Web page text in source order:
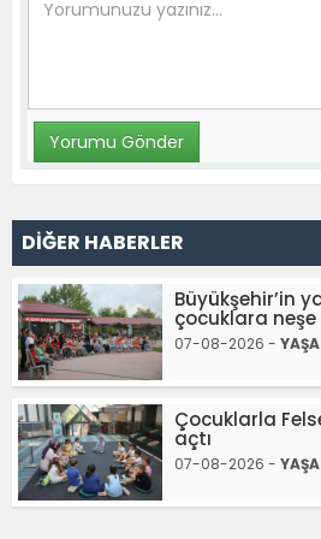
DİĞER HABERLER
Büyükşehir’in
çocuklara neşe
07-08-2026 -
Çocuklarla
açtı
07-08-2026 -